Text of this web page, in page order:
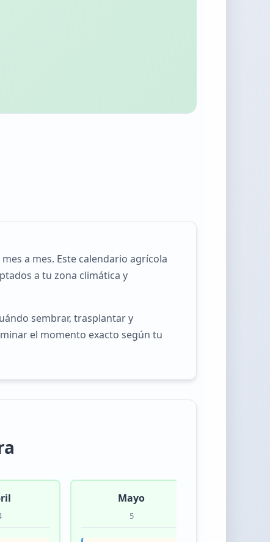
mes a mes. Este calendario agrícola
a tu zona climática y
sembrar, trasplantar y
el momento exacto según tu
Mayo
5